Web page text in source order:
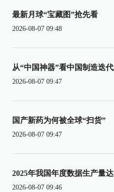
最新月球“宝藏图”抢先看
2026-08-07 09:48
从“中国神器”看中国制造迭
2026-08-07 09:47
国产新药为何被全球“扫货”
2026-08-07 09:47
2025年我国年度数据生产量
2026-08-07 09:46